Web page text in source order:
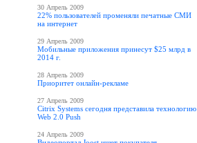
30 Апрель 2009
22% пользователей променяли печатные СМИ
на интернет
29 Апрель 2009
Мобильные приложения принесут $25 млрд в
2014 г.
28 Апрель 2009
Приоритет онлайн-рекламе
27 Апрель 2009
Citrix Systems сегодня представила технологию
Web 2.0 Push
24 Апрель 2009